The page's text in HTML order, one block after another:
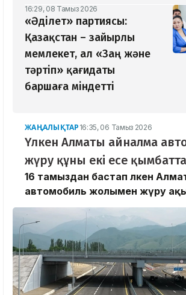
16:29, 08 Тамыз 2026
«Әділет» партиясы:
Қазақстан – зайырлы
мемлекет, ал «Заң және
тәртіп» қағидаты
баршаға міндетті
ЖАҢАЛЫҚТАР 16:35, 06 Тамыз 2026
Үлкен Алматы айналма
жүру құны екі есе
16 тамыздан бастап Үлкен
автомобиль жолымен жүру